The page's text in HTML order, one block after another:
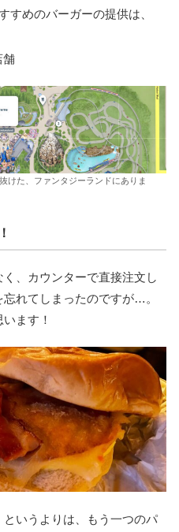
めのバーガーの提供は、
舗
けた、ファンタジーランドにありま
、カウンターで直接注文し
れてしまったのですが…。
ます！
いうよりは、もう一つのパ